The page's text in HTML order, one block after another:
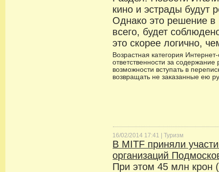
кино и эстрады будут
Однако это решение
всего, будет
это скорее логично,
Возрастная категория
ответственности за
возможности вступать в
возвращать не заказанные ею
16/02/2014 17:41 |Туризм
В MITF приняли
организаций
При этом 45 млн крон